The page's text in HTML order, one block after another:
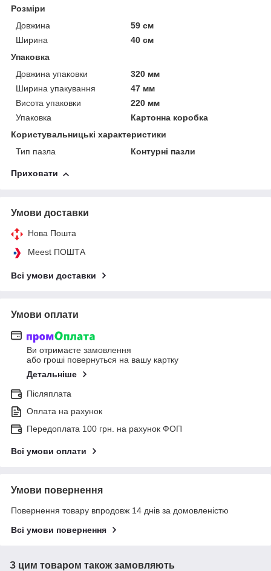
Розміри
Довжина
59 см
Ширина
40 см
Упаковка
Довжина упаковки
320 мм
Ширина упакування
47 мм
Висота упаковки
220 мм
Упаковка
Картонна коробка
Користувальницькі характеристики
Тип пазла
Контурні пазли
Приховати
Умови доставки
Нова Пошта
Meest ПОШТА
Всі умови доставки
Умови оплати
Ви отримаєте замовлення
або гроші повернуться на вашу картку
Детальніше
Післяплата
Оплата на рахунок
Передоплата 100 грн. на рахунок ФОП
Всі умови оплати
Умови повернення
Повернення товару впродовж 14 днів за домовленістю
Всі умови повернення
З цим товаром також замовляють